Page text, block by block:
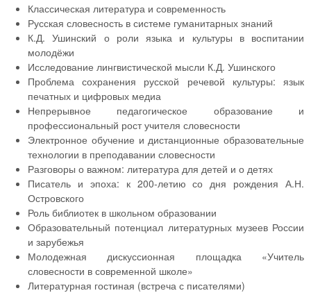
Классическая литература и современность
Русская словесность в системе гуманитарных знаний
К.Д. Ушинский о роли языка и культуры в воспитании
молодёжи
Исследование лингвистической мысли К.Д. Ушинского
Проблема сохранения русской речевой культуры: язык
печатных и цифровых медиа
Непрерывное педагогическое образование и
профессиональный рост учителя словесности
Электронное обучение и дистанционные образовательные
технологии в преподавании словесности
Разговоры о важном: литература для детей и о детях
Писатель и эпоха: к 200-летию со дня рождения А.Н.
Островского
Роль библиотек в школьном образовании
Образовательный потенциал литературных музеев России
и зарубежья
Молодежная дискуссионная площадка «Учитель
словесности в современной школе»
Литературная гостиная (встреча с писателями)